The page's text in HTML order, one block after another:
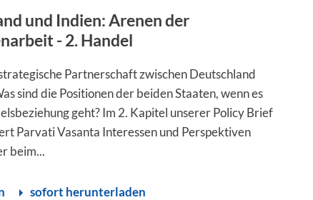
und Indien: Arenen der
- 2. Handel
Partnerschaft zwischen Deutschland
sind die Positionen der beiden Staaten, wenn es
geht? Im 2. Kapitel unserer Policy Brief
Parvati Vasanta Interessen und Perspektiven
beim...
sofort herunterladen